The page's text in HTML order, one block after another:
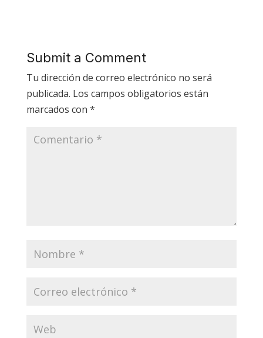
Submit a Comment
Tu dirección de correo electrónico no será
publicada. Los campos obligatorios están
marcados con *